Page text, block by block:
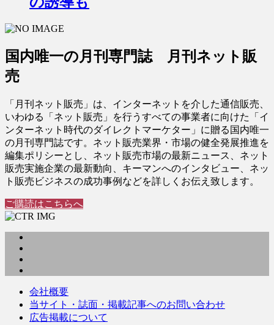
国内唯一の月刊専門誌 月刊ネット販
売
「月刊ネット販売」は、インターネットを介した通信販売、
いわゆる「ネット販売」を行うすべての事業者に向けた「イ
ンターネット時代のダイレクトマーケター」に贈る国内唯一
の月刊専門誌です。ネット販売業界・市場の健全発展推進を
編集ポリシーとし、ネット販売市場の最新ニュース、ネット
販売実施企業の最新動向、キーマンへのインタビュー、ネッ
ト販売ビジネスの成功事例などを詳しくお伝え致します。
ご購読はこちらへ
会社概要
当サイト・誌面・掲載記事へのお問い合わせ
広告掲載について